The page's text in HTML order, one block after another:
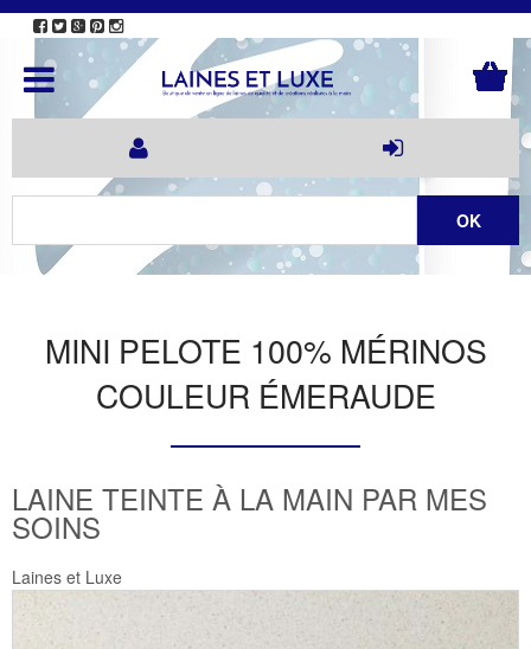
MINI PELOTE 100% MÉRINOS
COULEUR ÉMERAUDE
LAINE TEINTE À LA MAIN PAR MES
SOINS
Laines et Luxe